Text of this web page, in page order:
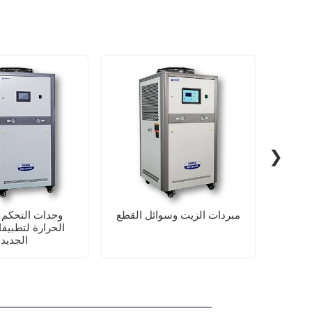
وحدات
الحرارة
مبردات الزيت وسوائل القطع
❯